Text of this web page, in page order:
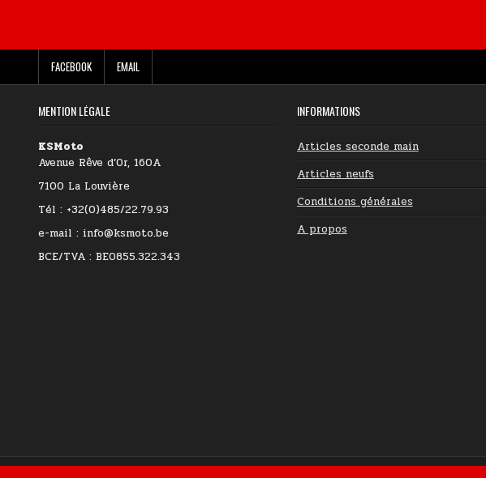
FACEBOOK EMAIL
MENTION LÉGALE
KSMoto
Avenue Rêve d’Or, 160A
7100 La Louvière
Tél : +32(0)485/22.79.93
e-mail : info@ksmoto.be
BCE/TVA : BE0855.322.343
INFORMATIONS
Articles seconde main
Articles neufs
Conditions générales
A propos